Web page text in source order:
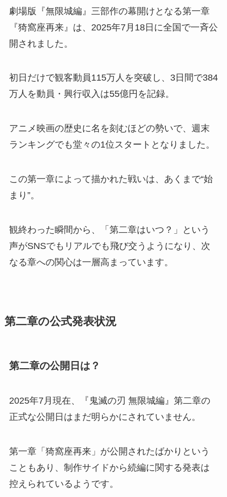
劇場版『無限城編』三部作の幕開けとなる第一章
『猗窩座再来』は、2025年7月18日に全国で一斉公
開されました。
初日だけで観客動員115万人を突破し、3日間で384
万人を動員・興行収入は55億円を記録。
アニメ映画の歴史に名を刻むほどの勢いで、週末
ランキングでも堂々の1位スタートとなりました。
この第一章によって描かれた戦いは、あくまで“始
まり”。
観終わった瞬間から、「第二章はいつ？」という
声がSNSでもリアルでも飛び交うようになり、次
なる章への関心は一層高まっています。
第二章の公式発表状況
第二章の公開日は？
2025年7月現在、『鬼滅の刃 無限城編』第二章の
正式な公開日はまだ明らかにされていません。
第一章「猗窩座再来」が公開されたばかりという
こともあり、制作サイドから続編に関する発表は
控えられているようです。